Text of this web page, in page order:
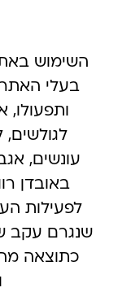
השימוש
בעלי
ותפעולו,
לגולשים,
עונשים,
באובדן
לפעילות
שנגרם עקב
כתוצאה